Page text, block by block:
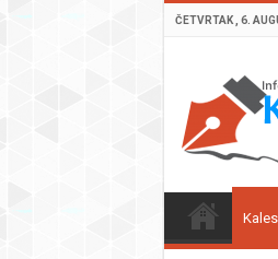
ČETVRTAK , 6.